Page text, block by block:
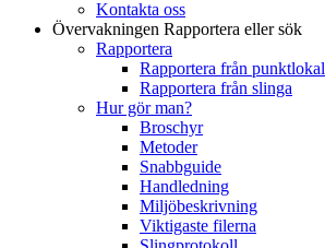
Kontakta oss
Övervakningen Rapportera eller sök
Rapportera
Rapportera från punktlokal
Rapportera från slinga
Hur gör man?
Broschyr
Metoder
Snabbguide
Handledning
Miljöbeskrivning
Viktigaste filerna